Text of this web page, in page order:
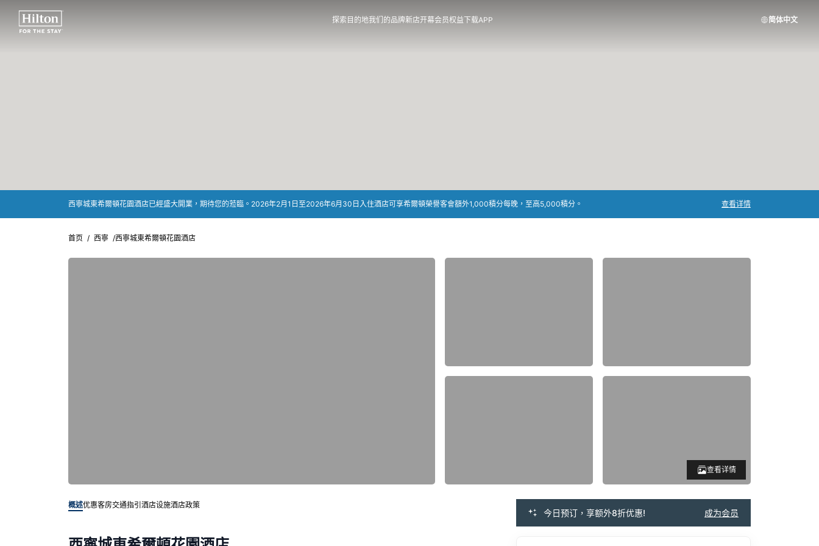
探索目的地我们的品牌新店开幕会员权益下载APP 简体中文
西寧城東希爾頓花園酒店已經盛大開業，期待您的蒞臨。2026年2月1日至2026年6月30日入住酒店可享希爾頓榮譽客會額外1,000積分每晚，至高5,000積分。 查看详情
首页 / 西寧 /西寧城東希爾頓花園酒店
查看详情
概述优惠客房交通指引 酒店设施酒店政策
今日预订，享额外8折优惠! 成为会员